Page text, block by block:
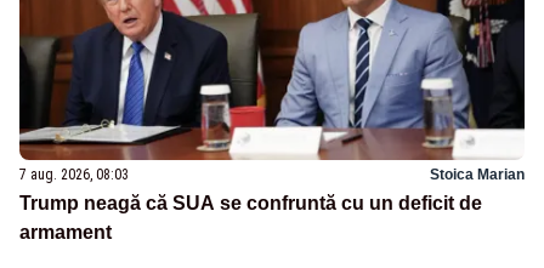
7 aug. 2026, 08:03 Stoica Marian
Trump neagă că SUA se confruntă cu un deficit de
armament